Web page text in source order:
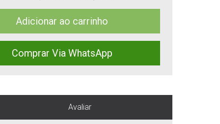
Adicionar ao carrinho
Comprar Via WhatsApp
Avaliar